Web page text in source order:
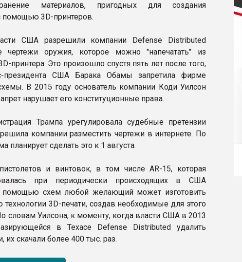
материалов, пригодных для создания
помощью 3D-принтеров.
США разрешили компании Defense Distributed
чертежи оружия, которое можно "напечатать" из
принтера. Это произошло спустя пять лет после того,
президента США Барака Обамы запретила фирме
В 2015 году основатель компании Коди Уилсон
нарушает его конституционные права.
Трампа урегулировала судебные претензии
компании разместить чертежи в интернете. По
планирует сделать это к 1 августа.
и винтовок, в том числе AR-15, которая
при периодически происходящих в США
помощью схем любой желающий может изготовить
3D-печати, создав необходимые для этого
словам Уилсона, к моменту, когда власти США в 2013
в Техасе Defense Distributed удалить
их скачали более 400 тыс. раз.